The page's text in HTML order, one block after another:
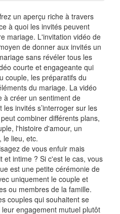
un aperçu riche à travers
à quoi les invités peuvent
mariage. L'invitation vidéo de
de donner aux invités un
sans révéler tous les
courte et engageante qui
couple, les préparatifs du
du mariage. La vidéo
à créer un sentiment de
les invités s’interroger sur les
combiner différents plans,
l'histoire d'amour, un
le lieu, etc.
de vous enfuir mais
et intime ? Si c'est le cas, vous
est une petite cérémonie de
uniquement le couple et
ou membres de la famille.
couples qui souhaitent se
engagement mutuel plutôt